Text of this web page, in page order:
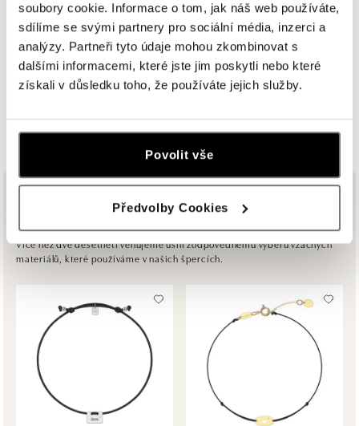
soubory cookie. Informace o tom, jak náš web používáte,
sdílíme se svými partnery pro sociální média, inzerci a
analýzy. Partneři tyto údaje mohou zkombinovat s
dalšími informacemi, které jste jim poskytli nebo které
získali v důsledku toho, že používáte jejich služby.
Povolit vše
Předvolby Cookies
ALOve Westfield, Praha 4 - Chodov
Roztylská 2321/19, 148 00 Praha 4 - Chodov
tel.: +420730524389
dnes otevřeno od 09:00
ALOve OC Aupark, Bratislava
dnes otevřeno od 09:00
Pribinova 8, 811 09 Bratislava
tel.: +421917090467
HALADA OC Avion, Bratislava
Ivanská cesta 16, 821 04 Bratislava
dnes otevřeno od 09:00
HALADA OC Eurovea, Bratislava
ZOBRAZIT VŠECHNY BUTIKY
Ze stejné kolekce
Více než dvě desetiletí věnujeme úsilí zodpovědnému výběru vzácných
materiálů, které používáme v našich špercích.